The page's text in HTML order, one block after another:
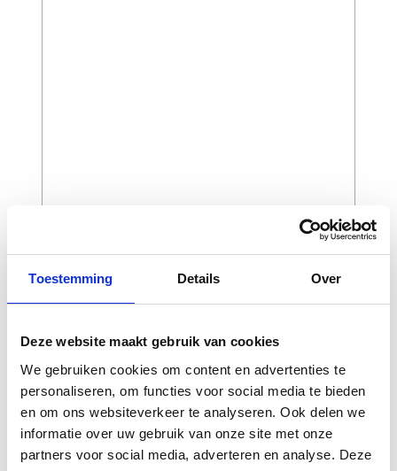
Toestemming Details Over
Deze website maakt gebruik van cookies
We gebruiken cookies om content en advertenties te
personaliseren, om functies voor social media te bieden
en om ons websiteverkeer te analyseren. Ook delen we
informatie over uw gebruik van onze site met onze
partners voor social media, adverteren en analyse. Deze
CAPTCHA